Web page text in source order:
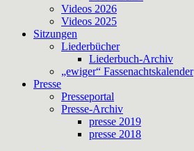
Videos 2026
Videos 2025
Sitzungen
Liederbücher
Liederbuch-Archiv
„ewiger“ Fassenachtskalender
Presse
Presseportal
Presse-Archiv
presse 2019
presse 2018